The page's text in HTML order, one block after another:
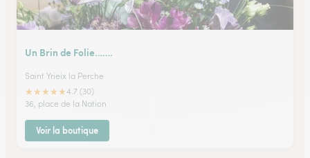
Un Brin de Folie…….
Saint Yrieix la Perche
★★★★★4.7 (30)
36, place de la Nation
Voir la boutique